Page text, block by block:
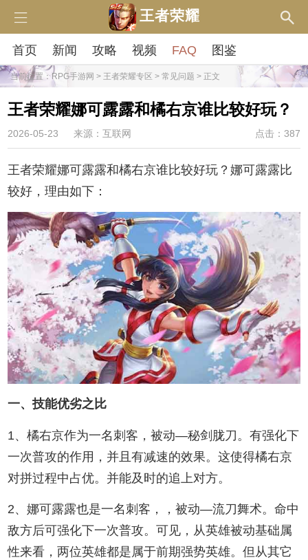
王者荣耀
首页 新闻 攻略 视频 FAQ 图鉴
当前位置：RPG手游网 > 王者荣耀专区 > 常见问题 > 正文
王者荣耀娜可露露和橘右京谁比较好玩？
2026-05-23 来源：互联网 点击：387
王者荣耀娜可露露和橘右京谁比较好玩？娜可露露比
较好，理由如下：
一、技能优劣之比
1、橘右京作为一名刺客，被动—秘剑胧刀。有强化下
一次普攻的作用，并且有减速的效果。这使得橘右京
对拼过程中占优。并能及时的追上对方。
2、娜可露露也是一名刺客，，被动—流刀舞术。命中
敌方后可强化下一次普攻。可见，从英雄被动基础属
性来看，两位英雄都是属于前期强势英雄。但从其它